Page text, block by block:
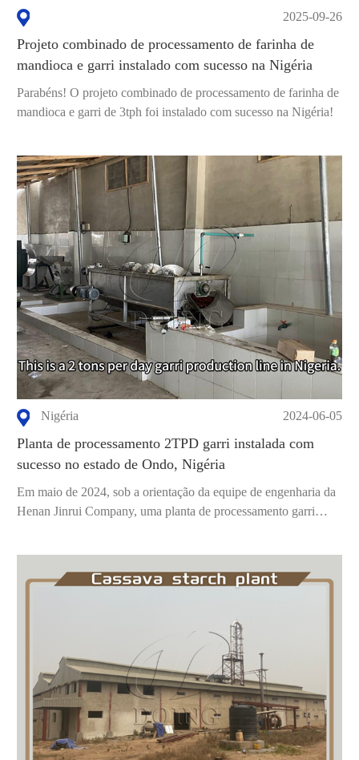
2025-09-26
Projeto combinado de processamento de farinha de
mandioca e garri instalado com sucesso na Nigéria
Parabéns! O projeto combinado de processamento de farinha de
mandioca e garri de 3tph foi instalado com sucesso na Nigéria!
Nigéria 2024-06-05
Planta de processamento 2TPD garri instalada com
sucesso no estado de Ondo, Nigéria
Em maio de 2024, sob a orientação da equipe de engenharia da
Henan Jinrui Company, uma planta de processamento garri